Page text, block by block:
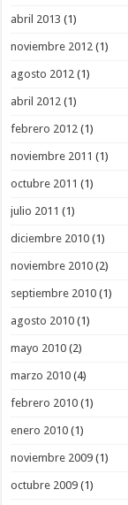
abril 2013 (1)
noviembre 2012 (1)
agosto 2012 (1)
abril 2012 (1)
febrero 2012 (1)
noviembre 2011 (1)
octubre 2011 (1)
julio 2011 (1)
diciembre 2010 (1)
noviembre 2010 (2)
septiembre 2010 (1)
agosto 2010 (1)
mayo 2010 (2)
marzo 2010 (4)
febrero 2010 (1)
enero 2010 (1)
noviembre 2009 (1)
octubre 2009 (1)